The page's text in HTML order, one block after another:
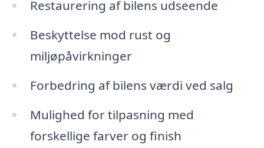
Restaurering af bilens udseende
Beskyttelse mod rust og
miljøpåvirkninger
Forbedring af bilens værdi ved salg
Mulighed for tilpasning med
forskellige farver og finish